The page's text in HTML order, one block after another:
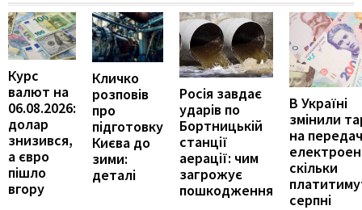
Курс
валют на
06.08.2026:
долар
знизився,
а євро
пішло
вгору
Кличко
розповів
про
підготовку
Києва до
зими:
деталі
Росія завдає
ударів по
Бортницькій
станції
аерації: чим
загрожує
пошкодження
В Україні
змінили
на
скільки
серпні